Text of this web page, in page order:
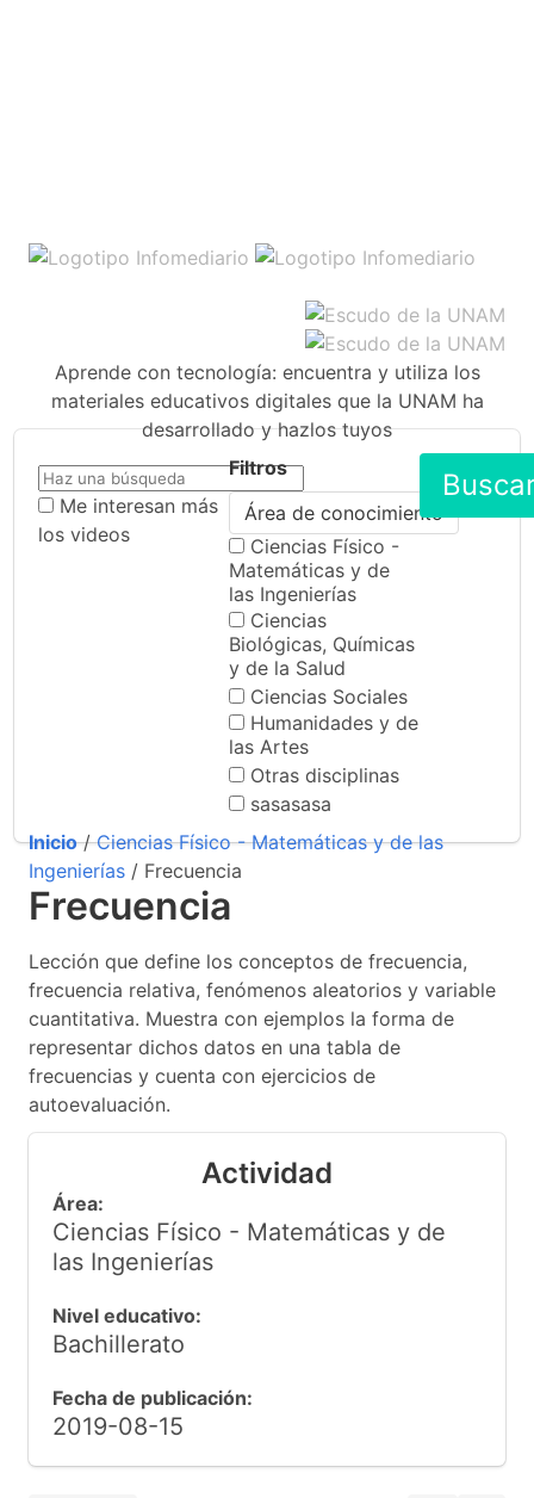
Aprende con tecnología: encuentra y utiliza los
materiales educativos digitales que la UNAM ha
desarrollado y hazlos tuyos
Me interesan más
los videos
Filtros
Área de conocimiento
Ciencias Físico -
Matemáticas y de
las Ingenierías
Ciencias
Biológicas, Químicas
y de la Salud
Ciencias Sociales
Humanidades y de
las Artes
Otras disciplinas
sasasasa
Inicio/Ciencias Físico - Matemáticas y de las
Ingenierías / Frecuencia
Frecuencia
Lección que define los conceptos de frecuencia,
frecuencia relativa, fenómenos aleatorios y variable
cuantitativa. Muestra con ejemplos la forma de
representar dichos datos en una tabla de
frecuencias y cuenta con ejercicios de
autoevaluación.
Actividad
Área:
Ciencias Físico - Matemáticas y de
las Ingenierías
Nivel educativo:
Bachillerato
Fecha de publicación:
2019-08-15